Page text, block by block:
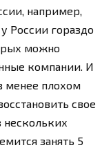
например,
России гораздо
можно
компании. И
менее плохом
свое
нескольких
занять 5